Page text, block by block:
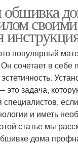
популярный
сочетает в себе
это задача,
специалистов,
и иметь
статье мы
дома